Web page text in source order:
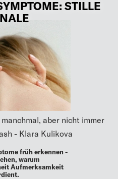
STILLE
aber nicht immer
- Klara Kulikova
früh erkennen -
warum
Aufmerksamkeit